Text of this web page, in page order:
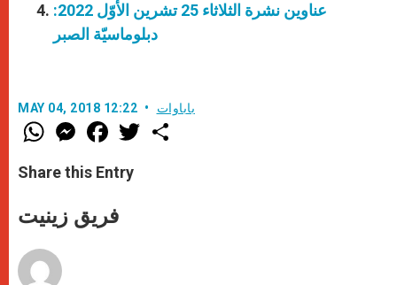
عناوين نشرة الثلاثاء 25 تشرين الأوّل 2022:
دبلوماسيّة الصبر
MAY 04, 2018 12:22 باباوات
W
h
t
s
p
p
M
e
s
e
g
e
F
a
e
b
o
k
T
w
Share this Entry
فريق زينيت